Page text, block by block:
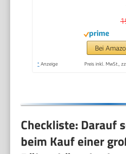
Rührbesen,
Scheiben,
weiß/silber,
Bei
* Anzeige Preis inkl. MwSt.,
Checkliste: Darauf
beim Kauf einer